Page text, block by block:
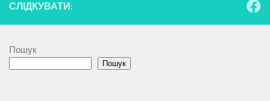
СЛІДКУВАТИ:
Пошук
Пошук